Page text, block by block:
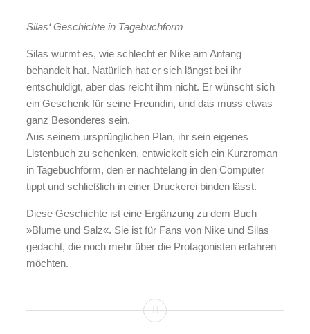
Silas‘ Geschichte in Tagebuchform
Silas wurmt es, wie schlecht er Nike am Anfang
behandelt hat. Natürlich hat er sich längst bei ihr
entschuldigt, aber das reicht ihm nicht. Er wünscht sich
ein Geschenk für seine Freundin, und das muss etwas
ganz Besonderes sein.
Aus seinem ursprünglichen Plan, ihr sein eigenes
Listenbuch zu schenken, entwickelt sich ein Kurzroman
in Tagebuchform, den er nächtelang in den Computer
tippt und schließlich in einer Druckerei binden lässt.
Diese Geschichte ist eine Ergänzung zu dem Buch
»Blume und Salz«. Sie ist für Fans von Nike und Silas
gedacht, die noch mehr über die Protagonisten erfahren
möchten.